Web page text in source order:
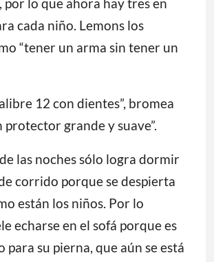
a hacerlo. Ha puesto
en la seguridad de su
por lo que ahora hay tres en
cada niño. Lemons los
“tener un arma sin tener un
12 con dientes”, bromea
protector grande y suave”.